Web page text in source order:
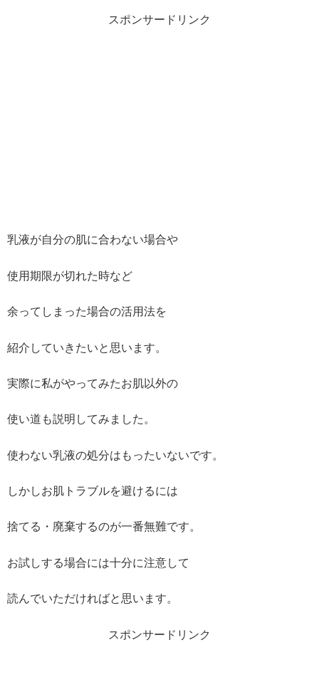
スポンサードリンク
乳液が自分の肌に合わない場合や
使用期限が切れた時など
余ってしまった場合の活用法を
紹介していきたいと思います。
実際に私がやってみたお肌以外の
使い道も説明してみました。
使わない乳液の処分はもったいないです。
しかしお肌トラブルを避けるには
捨てる・廃棄するのが一番無難です。
お試しする場合には十分に注意して
読んでいただければと思います。
スポンサードリンク